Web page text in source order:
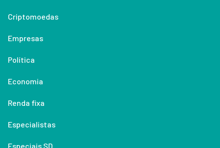
Criptomoedas
Empresas
Política
Economia
Renda fixa
Especialistas
Especiais SD